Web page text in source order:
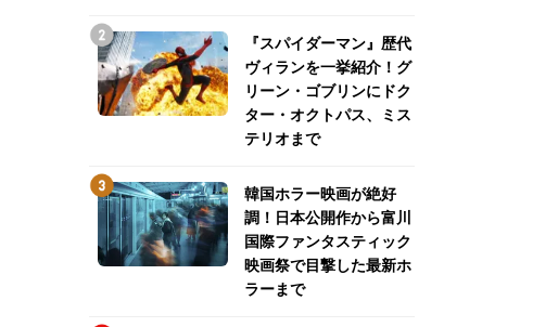
『スパイダーマン』歴代
ヴィランを一挙紹介！グ
リーン・ゴブリンにドク
ター・オクトパス、ミス
テリオまで
韓国ホラー映画が絶好
調！日本公開作から富川
国際ファンタスティック
映画祭で目撃した最新ホ
ラーまで